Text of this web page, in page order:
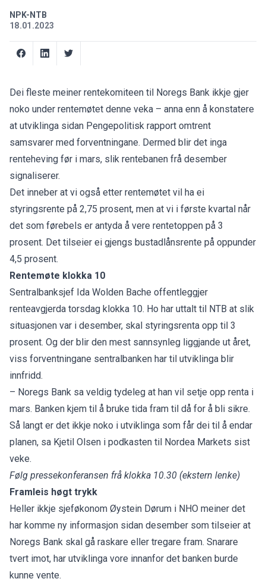
NPK-NTB
18.01.2023
Dei fleste meiner rentekomiteen til Noregs Bank ikkje gjer
noko under rentemøtet denne veka – anna enn å konstatere
at utviklinga sidan Pengepolitisk rapport omtrent
samsvarer med forventningane. Dermed blir det inga
renteheving før i mars, slik rentebanen frå desember
signaliserer.
Det inneber at vi også etter rentemøtet vil ha ei
styringsrente på 2,75 prosent, men at vi i første kvartal når
det som førebels er antyda å vere rentetoppen på 3
prosent. Det tilseier ei gjengs bustadlånsrente på oppunder
4,5 prosent.
Rentemøte klokka 10
Sentralbanksjef Ida Wolden Bache offentleggjer
renteavgjerda torsdag klokka 10. Ho har uttalt til NTB at slik
situasjonen var i desember, skal styringsrenta opp til 3
prosent. Og der blir den mest sannsynleg liggjande ut året,
viss forventningane sentralbanken har til utviklinga blir
innfridd.
– Noregs Bank sa veldig tydeleg at han vil setje opp renta i
mars. Banken kjem til å bruke tida fram til då for å bli sikre.
Så langt er det ikkje noko i utviklinga som får dei til å endar
planen, sa Kjetil Olsen i podkasten til Nordea Markets sist
veke.
Følg pressekonferansen frå klokka 10.30 (ekstern lenke)
Framleis høgt trykk
Heller ikkje sjeføkonom Øystein Dørum i NHO meiner det
har komme ny informasjon sidan desember som tilseier at
Noregs Bank skal gå raskare eller tregare fram. Snarare
tvert imot, har utviklinga vore innanfor det banken burde
kunne vente.